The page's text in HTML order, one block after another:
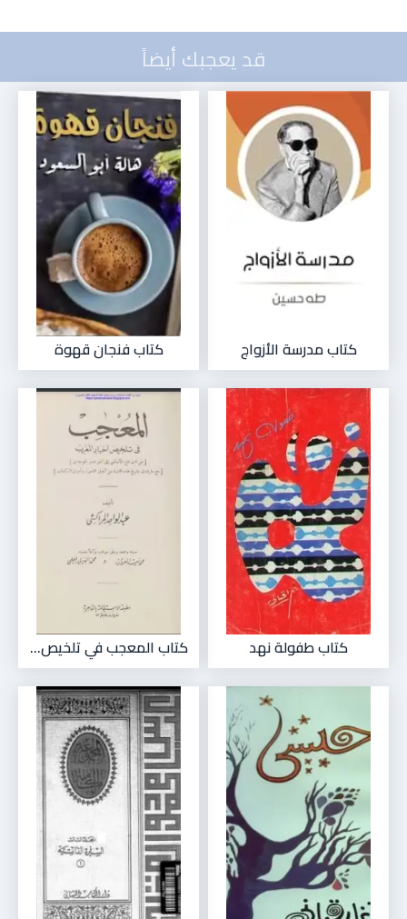
قد يعجبك أيضاً
كتاب مدرسة الأزواج كتاب فنجان قهوة
كتاب طفولة نهد كتاب المعجب في تلخيص...